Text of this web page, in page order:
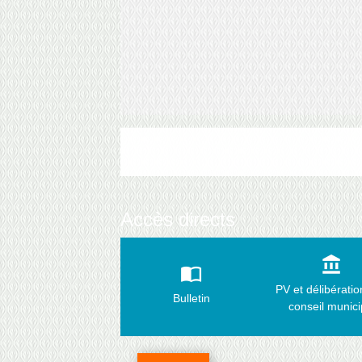
Accès directs
import_contacts
Bulletin
account_balance
PV et
conseil